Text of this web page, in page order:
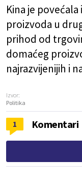
Kina je
proizvoda u
prihod od
domaćeg
najrazvijenijih i
Izvor:
Politika
1 Komentari